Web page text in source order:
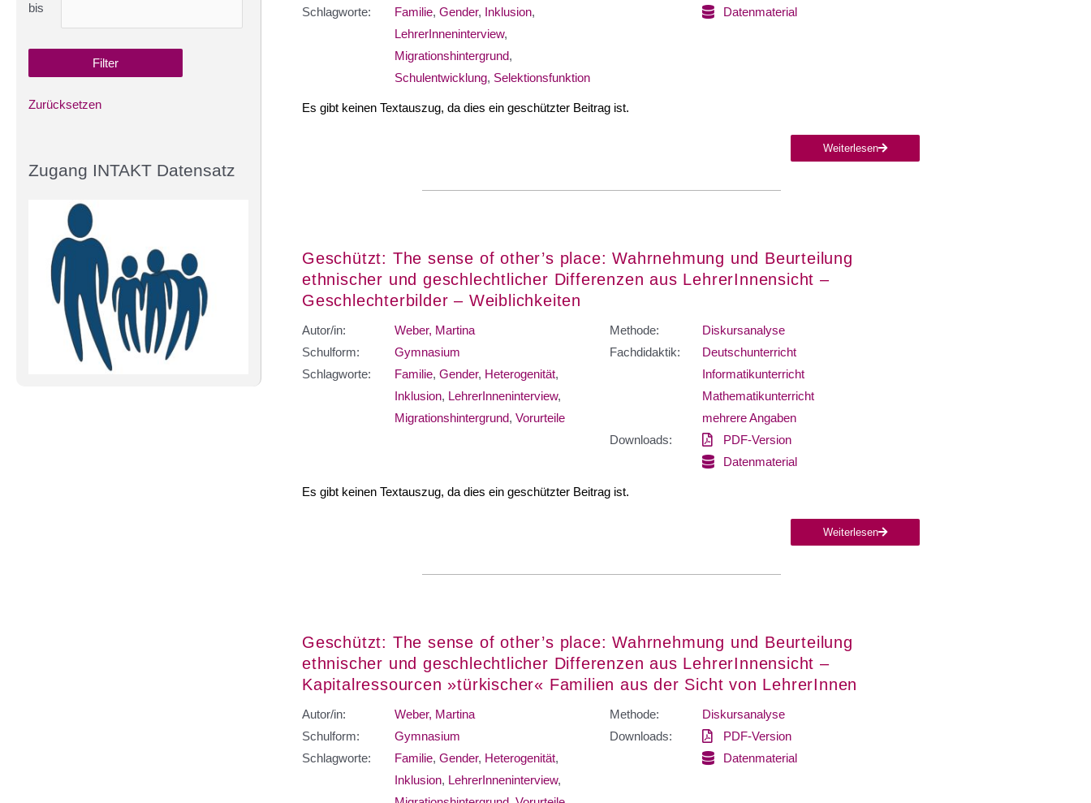
bis
Zurücksetzen
Zugang INTAKT Datensatz
Schlagworte:
Familie, Gender, Inklusion,
LehrerInneninterview,
Migrationshintergrund,
Schulentwicklung, Selektionsfunktion
Datenmaterial
Es gibt keinen Textauszug, da dies ein geschützter Beitrag ist.
Weiterlesen
Geschützt: The sense of other’s place: Wahrnehmung und Beurteilung
ethnischer und geschlechtlicher Differenzen aus LehrerInnensicht –
Geschlechterbilder – Weiblichkeiten
Autor/in:
Weber, Martina
Schulform:
Gymnasium
Schlagworte:
Familie, Gender, Heterogenität,
Inklusion, LehrerInneninterview,
Migrationshintergrund, Vorurteile
Methode:
Diskursanalyse
Fachdidaktik:
Deutschunterricht
Informatikunterricht
Mathematikunterricht
mehrere Angaben
Downloads:
PDF-Version
Datenmaterial
Es gibt keinen Textauszug, da dies ein geschützter Beitrag ist.
Weiterlesen
Geschützt: The sense of other’s place: Wahrnehmung und Beurteilung
ethnischer und geschlechtlicher Differenzen aus LehrerInnensicht –
Kapitalressourcen »türkischer« Familien aus der Sicht von LehrerInnen
Autor/in:
Weber, Martina
Schulform:
Gymnasium
Schlagworte:
Familie, Gender, Heterogenität,
Inklusion, LehrerInneninterview,
Methode:
Diskursanalyse
Downloads:
PDF-Version
Datenmaterial